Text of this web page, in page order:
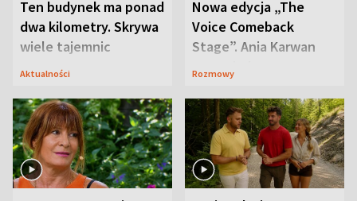
Ten budynek ma ponad
dwa kilometry. Skrywa
wiele tajemnic
Aktualności
Nowa edycja „The
Voice Comeback
Stage”. Ania Karwan
zapowiada
Rozmowy